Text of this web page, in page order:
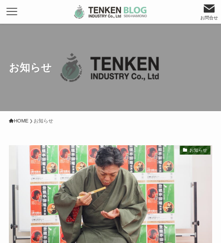
お問合せ
お知らせ
HOME お知らせ
お知らせ